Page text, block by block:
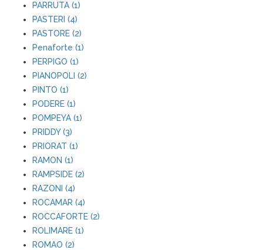
PARRUTA (1)
PASTERI (4)
PASTORE (2)
Penaforte (1)
PERPIGO (1)
PIANOPOLI (2)
PINTO (1)
PODERE (1)
POMPEYA (1)
PRIDDY (3)
PRIORAT (1)
RAMON (1)
RAMPSIDE (2)
RAZONI (4)
ROCAMAR (4)
ROCCAFORTE (2)
ROLIMARE (1)
ROMAO (2)